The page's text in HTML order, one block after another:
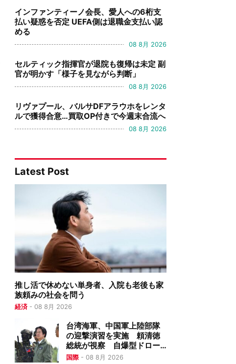
インファンティーノ会長、愛人への6桁支
払い疑惑を否定 UEFA側は退職金支払い認
める
08 8月 2026
セルティック指揮官が退院も復帰は未定 副
官が明かす「様子を見ながら判断」
08 8月 2026
リヴァプール、バルサDFアラウホをレンタ
ルで獲得合意…買取OP付きで今週末合流へ
08 8月 2026
Latest Post
推し活で休めない単身者、入院も老後も家
族頼みの社会を問う
経済 - 08 8月 2026
台湾海軍、中国軍上陸部隊
の迎撃演習を実施 頼清徳
総統が視察 自爆型ドロー
ンも出動
国際 - 08 8月 2026